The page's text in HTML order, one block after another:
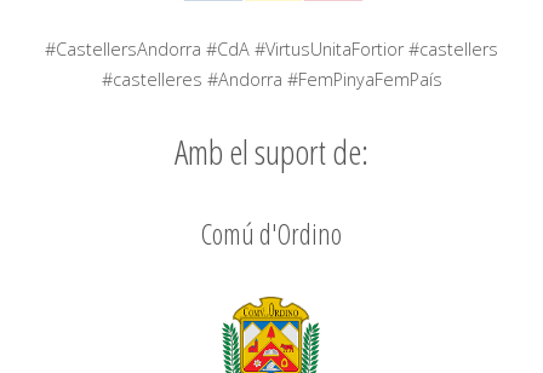
#CastellersAndorra #CdA #VirtusUnitaFortior #castellers
#castelleres #Andorra #FemPinyaFemPaís
Amb el suport de:
Comú d'Ordino